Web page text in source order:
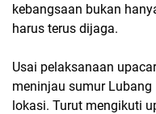
kebangsaan bukan
harus terus dijaga.
Usai pelaksanaan
meninjau sumur
lokasi. Turut mengikuti